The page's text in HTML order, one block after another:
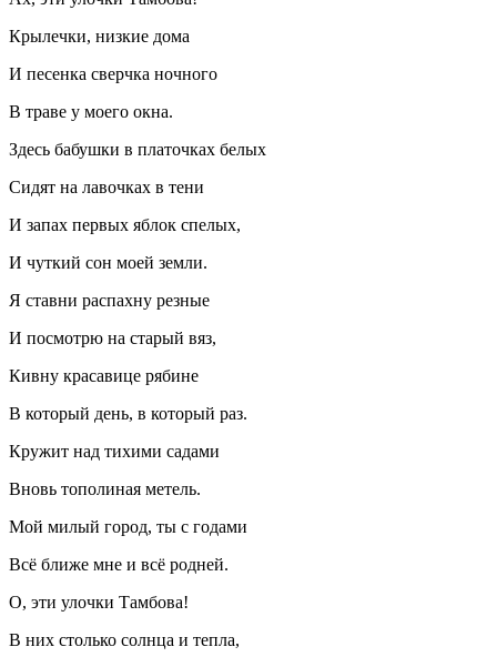
Крылечки, низкие дома
И песенка сверчка ночного
В траве у моего окна.
Здесь бабушки в платочках белых
Сидят на лавочках в тени
И запах первых яблок спелых,
И чуткий сон моей земли.
Я ставни распахну резные
И посмотрю на старый вяз,
Кивну красавице рябине
В который день, в который раз.
Кружит над тихими садами
Вновь тополиная метель.
Мой милый город, ты с годами
Всё ближе мне и всё родней.
О, эти улочки Тамбова!
В них столько солнца и тепла,